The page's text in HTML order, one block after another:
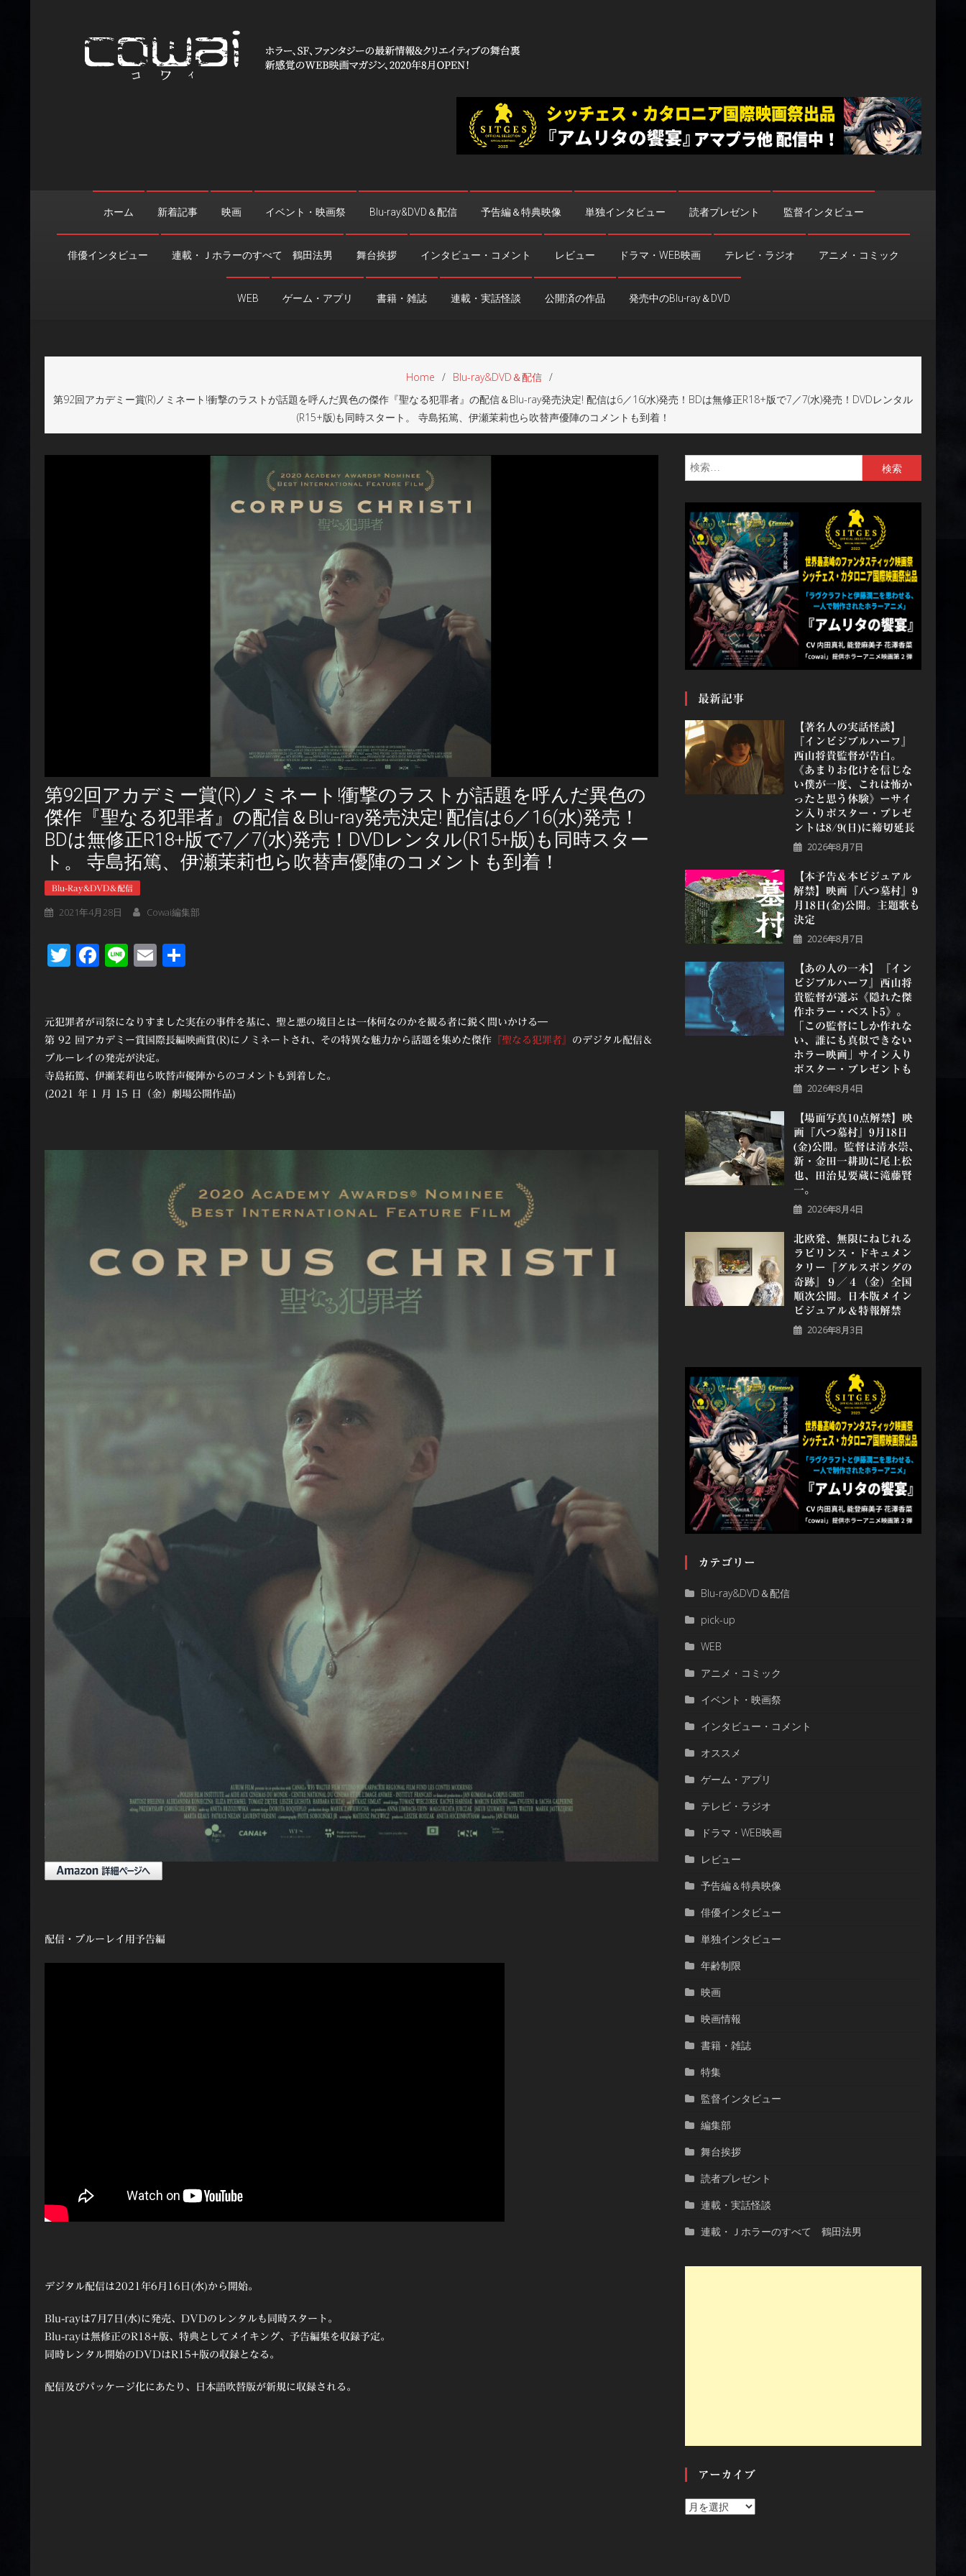
ホーム 新着記事 映画 イベント・映画祭 Blu-ray&DVD＆配信 予告編＆特典映像 単独インタビュー 読者プレゼント 監督インタビュー
俳優インタビュー 連載・Ｊホラーのすべて 鶴田法男 舞台挨拶 インタビュー・コメント レビュー ドラマ・WEB映画 テレビ・ラジオ アニメ・コミック
WEB ゲーム・アプリ 書籍・雑誌 連載・実話怪談 公開済の作品 発売中のBlu-ray＆DVD
Home
Blu-ray&DVD＆配信
第92回アカデミー賞(R)ノミネート!衝撃のラストが話題を呼んだ異色の傑作『聖なる犯罪者』の配信＆Blu-ray発売決定! 配信は6／16(水)発売！BDは無修正R18+版で7／7(水)発売！DVDレンタル
(R15+版)も同時スタート。 寺島拓篤、伊瀬茉莉也ら吹替声優陣のコメントも到着！
第92回アカデミー賞(R)ノミネート!衝撃のラストが話題を呼んだ異色の
傑作『聖なる犯罪者』の配信＆Blu-ray発売決定! 配信は6／16(水)発売！
BDは無修正R18+版で7／7(水)発売！DVDレンタル(R15+版)も同時スター
ト。 寺島拓篤、伊瀬茉莉也ら吹替声優陣のコメントも到着！
Blu-Ray&DVD＆配信
2021年4月28日 Cowai編集部
Twitter
Facebook
LineEmail
元犯罪者が司祭になりすました実在の事件を基に、聖と悪の境目とは一体何なのかを観る者に鋭く問いかける―
第 92 回アカデミー賞国際長編映画賞(R)にノミネートされ、その特異な魅力から話題を集めた傑作 『聖なる犯罪者』 のデジタル配信＆
ブルーレイの発売が決定。
寺島拓篤、伊瀬茉莉也ら吹替声優陣からのコメントも到着した。
(2021 年 1 月 15 日（金）劇場公開作品)
配信・ブルーレイ用予告編
デジタル配信は2021年6月16日(水)から開始。
Blu-rayは7月7日(水)に発売、DVDのレンタルも同時スタート。
Blu-rayは無修正のR18+版、特典としてメイキング、予告編集を収録予定。
同時レンタル開始のDVDはR15+版の収録となる。
配信及びパッケージ化にあたり、日本語吹替版が新規に収録される。
索:
最新記事
【著名人の実話怪談】
『インビジブルハーフ』
⻄⼭将貴監督が告白。
《あまりお化けを信じな
い僕が一度、これは怖か
ったと思う体験》ーサイ
ン入りポスター・プレゼ
ントは8/9(日)に締切延長
2026年8月7日
【本予告＆本ビジュアル
解禁】映画『八つ墓村』9
月18日(金)公開。主題歌も
決定
2026年8月7日
【あの人の一本】『イン
ビジブルハーフ』⻄⼭将
貴監督が選ぶ《隠れた傑
作ホラー・ベスト5》。
「この監督にしか作れな
い、誰にも真似できない
ホラー映画」サイン入り
ポスター・プレゼントも
2026年8月4日
【場面写真10点解禁】映
画『八つ墓村』9月18日
(金)公開。監督は清水崇、
新・金田一耕助に尾上松
也、田治見要蔵に滝藤賢
一。
2026年8月4日
北欧発、無限にねじれる
ラビリンス・ドキュメン
タリー『グルスポングの
奇跡』９／４（金）全国
順次公開。日本版メイン
ビジュアル＆特報解禁
2026年8月3日
カテゴリー
Blu-ray&DVD＆配信
pick-up
WEB
アニメ・コミック
イベント・映画祭
インタビュー・コメント
オススメ
ゲーム・アプリ
テレビ・ラジオ
ドラマ・WEB映画
レビュー
予告編＆特典映像
俳優インタビュー
単独インタビュー
年齢制限
映画
映画情報
書籍・雑誌
特集
監督インタビュー
編集部
舞台挨拶
読者プレゼント
連載・実話怪談
連載・Ｊホラーのすべて 鶴田法男
アーカイブ
ア